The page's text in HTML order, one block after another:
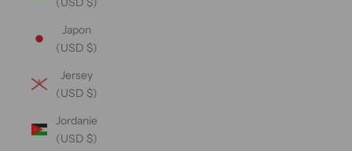
Japon
(USD $)
Jersey
(USD $)
Jordanie
(USD $)